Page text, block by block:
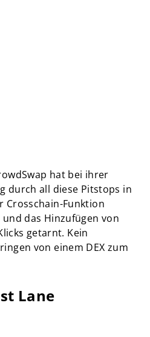
hat bei ihrer
durch all diese Pitstops in
Funktion
das Hinzufügen von
getarnt. Kein
von einem DEX zum
Lane